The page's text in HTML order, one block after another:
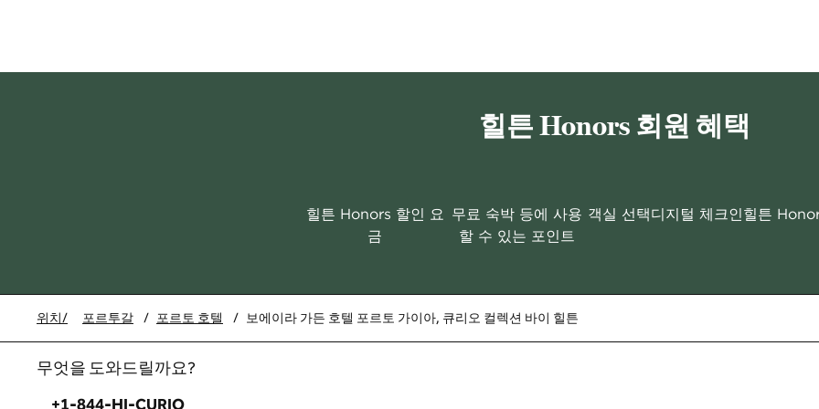
힐튼 Honors 회원 혜택
힐튼 Honors 할인 요
금
무료 숙박 등에 사용
할 수 있는 포인트
객실 선택디지털 체크인힐튼
위치/ 포르투갈 / 포르토 호텔 / 보에이라 가든 호텔 포르토 가이아, 큐리오 컬렉션 바이 힐튼
무엇을 도와드릴까요?
전화:
+1-844-HI-CURIO